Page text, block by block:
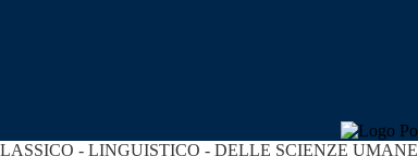
- LINGUISTICO - DELLE SCIENZE UMANE